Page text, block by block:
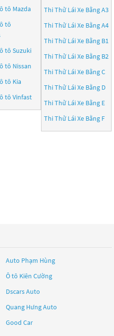
tô Mazda
tô
tô Suzuki
tô Nissan
tô Kia
tô Vinfast
Thi Thử Lái Xe Bằng A3
Thi Thử Lái Xe Bằng A4
Thi Thử Lái Xe Bằng B1
Thi Thử Lái Xe Bằng B2
Thi Thử Lái Xe Bằng C
Thi Thử Lái Xe Bằng D
Thi Thử Lái Xe Bằng E
Thi Thử Lái Xe Bằng F
Auto Phạm Hùng
Ô tô Kiên Cường
Dscars Auto
Quang Hưng Auto
Good Car